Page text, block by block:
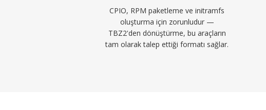
CPIO, RPM paketleme ve initramfs
oluşturma için zorunludur —
TBZ2'den dönüştürme, bu araçların
tam olarak talep ettiği formatı sağlar.